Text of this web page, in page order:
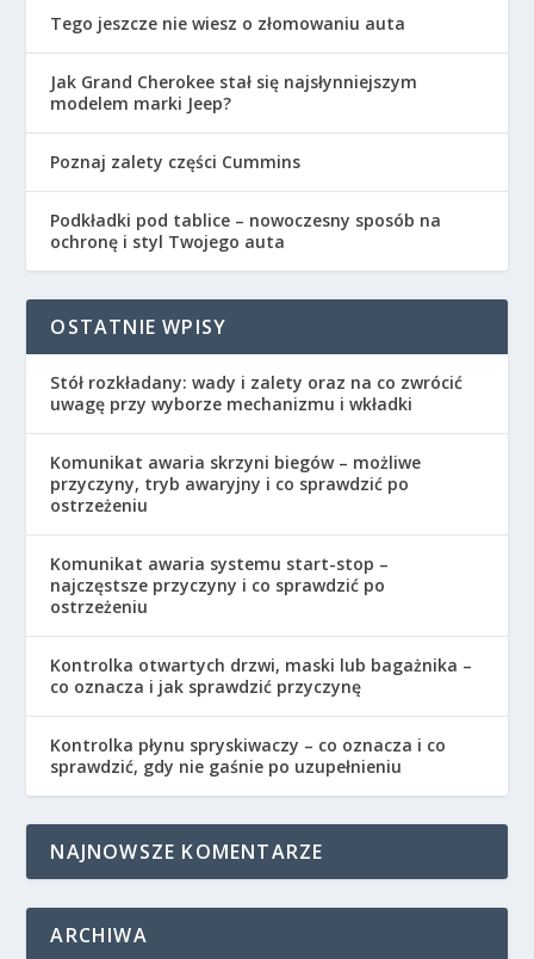
Tego jeszcze nie wiesz o złomowaniu auta
Jak Grand Cherokee stał się najsłynniejszym
modelem marki Jeep?
Poznaj zalety części Cummins
Podkładki pod tablice – nowoczesny sposób na
ochronę i styl Twojego auta
OSTATNIE WPISY
Stół rozkładany: wady i zalety oraz na co zwrócić
uwagę przy wyborze mechanizmu i wkładki
Komunikat awaria skrzyni biegów – możliwe
przyczyny, tryb awaryjny i co sprawdzić po
ostrzeżeniu
Komunikat awaria systemu start-stop –
najczęstsze przyczyny i co sprawdzić po
ostrzeżeniu
Kontrolka otwartych drzwi, maski lub bagażnika –
co oznacza i jak sprawdzić przyczynę
Kontrolka płynu spryskiwaczy – co oznacza i co
sprawdzić, gdy nie gaśnie po uzupełnieniu
NAJNOWSZE KOMENTARZE
ARCHIWA